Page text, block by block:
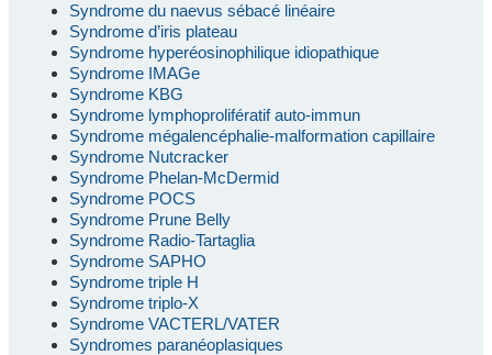
Syndrome du naevus sébacé linéaire
Syndrome d’iris plateau
Syndrome hyperéosinophilique idiopathique
Syndrome IMAGe
Syndrome KBG
Syndrome lymphoprolifératif auto-immun
Syndrome mégalencéphalie-malformation capillaire
Syndrome Nutcracker
Syndrome Phelan-McDermid
Syndrome POCS
Syndrome Prune Belly
Syndrome Radio-Tartaglia
Syndrome SAPHO
Syndrome triple H
Syndrome triplo-X
Syndrome VACTERL/VATER
Syndromes paranéoplasiques